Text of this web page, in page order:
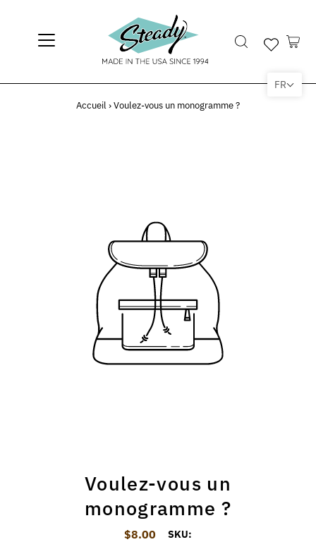
Accueil›Voulez-vous un monogramme ?
Voulez-vous un
monogramme ?
Prix ordinaire
$8.00 SKU:
FR